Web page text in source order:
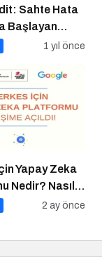
Sahte Hata
Başlayan
1 yıl önce
Yapay Zeka
Nedir? Nasıl
2 ay önce